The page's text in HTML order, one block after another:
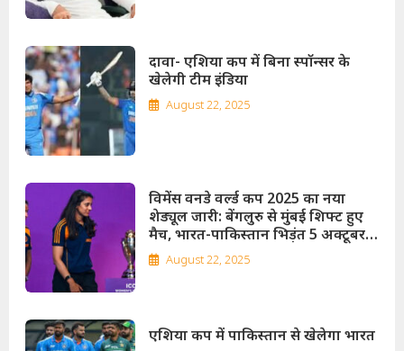
दावा- एशिया कप में बिना स्पॉन्सर के
खेलेगी टीम इंडिया
August 22, 2025
विमेंस वनडे वर्ल्ड कप 2025 का नया
शेड्यूल जारी: बेंगलुरु से मुंबई शिफ्ट हुए
मैच, भारत-पाकिस्तान भिड़ंत 5 अक्टूबर
को August 22, 2025
एशिया कप में पाकिस्तान से खेलेगा भारत